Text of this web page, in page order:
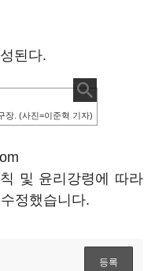
된다.
장. (사진=이준혁 기자)
및 윤리강령에 따라
정했습니다.